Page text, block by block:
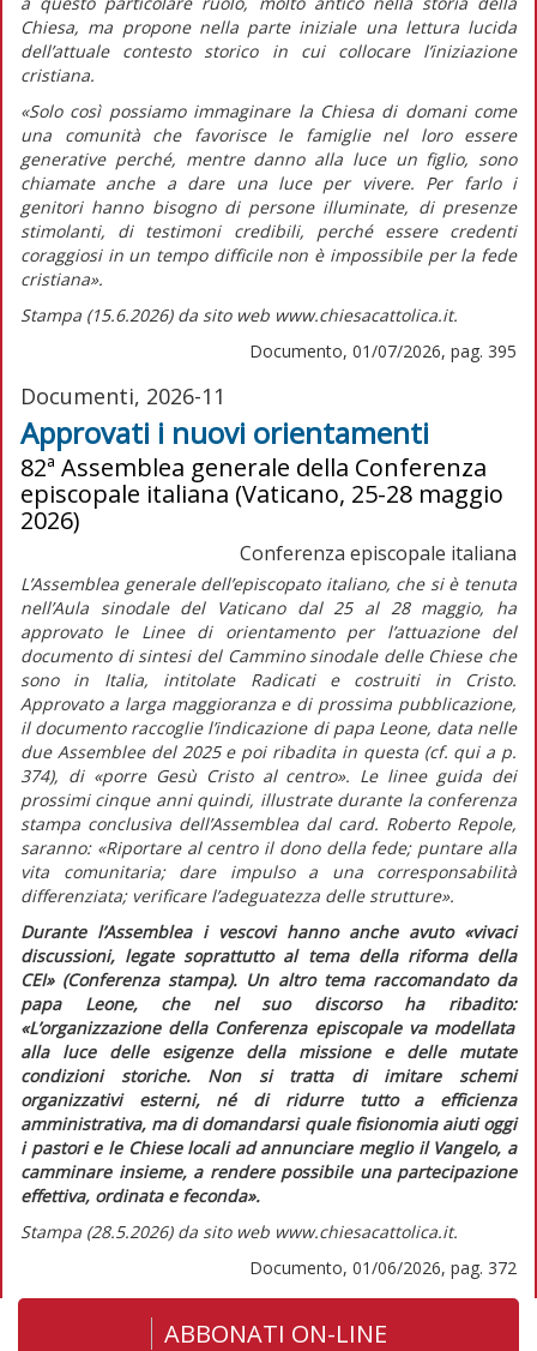
Chiesa, ma propone nella parte iniziale una lettura lucida
dell’attuale contesto storico in cui collocare l’iniziazione
cristiana.
«Solo così possiamo immaginare la Chiesa di domani come
una comunità che favorisce le famiglie nel loro essere
generative perché, mentre danno alla luceun figlio, sono
chiamate anche adare una luce per vivere. Per farlo i
genitori hanno bisogno di persone illuminate, di presenze
stimolanti, di testimoni credibili, perché essere credenti
coraggiosi in un tempo difficile non è impossibile per la fede
cristiana».
Stampa (15.6.2026) da sito web www.chiesacattolica.it.
Documento, 01/07/2026, pag. 395
Documenti, 2026-11
Approvati i nuovi orientamenti
82ª Assemblea generale della Conferenza
episcopale italiana (Vaticano, 25-28 maggio
2026)
Conferenza episcopale italiana
L’Assemblea generale dell’episcopato italiano, che si è tenuta
nell’Aula sinodale del Vaticano dal 25 al 28 maggio, ha
approvato le Linee di orientamento per l’attuazione del
documento di sintesi del Cammino sinodale delle Chiese che
sono in Italia, intitolateRadicati e costruiti in Cristo.
Approvato a larga maggioranza e di prossima pubblicazione,
il documento raccoglie l’indicazione di papa Leone, data nelle
due Assemblee del 2025 e poi ribadita in questa (cf. qui a p.
374), di «porre Gesù Cristo al centro». Le linee guida dei
prossimi cinque anni quindi, illustrate durante la conferenza
stampa conclusiva dell’Assemblea dal card. Roberto Repole,
saranno:«Riportare al centro il dono della fede; puntare alla
vita comunitaria; dare impulso a una corresponsabilità
differenziata; verificare l’adeguatezza delle strutture».
Durante l’Assemblea i vescovi hanno anche avuto «vivaci
discussioni, legate soprattutto al tema della riforma della
CEI» (Conferenza stampa). Un altro tema raccomandato da
papa Leone, che nel suo discorso ha ribadito:
«L’organizzazione della Conferenza episcopale va modellata
alla luce delle esigenze della missione e delle mutate
condizioni storiche. Non si tratta di imitare schemi
organizzativi esterni, né di ridurre tutto a efficienza
amministrativa, ma di domandarsi quale fisionomia aiuti oggi
i pastori e le Chiese locali ad annunciare meglio il Vangelo, a
camminare insieme, a rendere possibile una partecipazione
effettiva, ordinata e feconda».
Stampa (28.5.2026) da sito web www.chiesacattolica.it.
Documento, 01/06/2026, pag. 372
ABBONATI ON-LINE